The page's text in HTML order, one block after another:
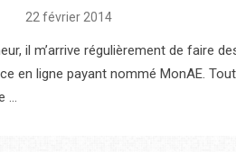
Posted
22 février 2014
il m’arrive régulièrement de faire
en ligne payant nommé MonAE.
…